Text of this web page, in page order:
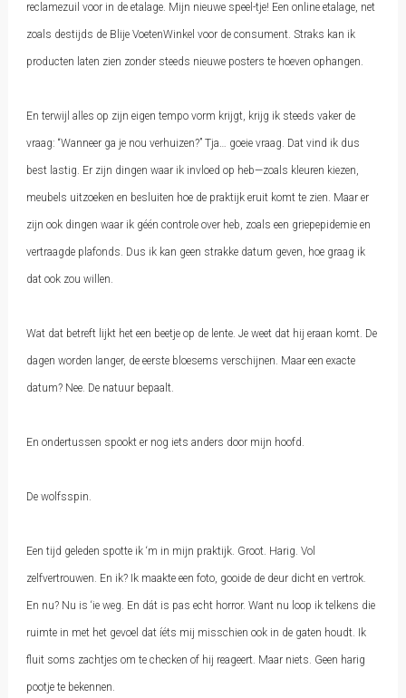
reclamezuil voor in de etalage. Mijn nieuwe speel-tje! Een online etalage, net
zoals destijds de Blije VoetenWinkel voor de consument. Straks kan ik
producten laten zien zonder steeds nieuwe posters te hoeven ophangen.
En terwijl alles op zijn eigen tempo vorm krijgt, krijg ik steeds vaker de
vraag: “Wanneer ga je nou verhuizen?” Tja… goeie vraag. Dat vind ik dus
best lastig. Er zijn dingen waar ik invloed op heb—zoals kleuren kiezen,
meubels uitzoeken en besluiten hoe de praktijk eruit komt te zien. Maar er
zijn ook dingen waar ik géén controle over heb, zoals een griepepidemie en
vertraagde plafonds. Dus ik kan geen strakke datum geven, hoe graag ik
dat ook zou willen.
Wat dat betreft lijkt het een beetje op de lente. Je weet dat hij eraan komt. De
dagen worden langer, de eerste bloesems verschijnen. Maar een exacte
datum? Nee. De natuur bepaalt.
En ondertussen spookt er nog iets anders door mijn hoofd.
De wolfsspin.
Een tijd geleden spotte ik ‘m in mijn praktijk. Groot. Harig. Vol
zelfvertrouwen. En ik? Ik maakte een foto, gooide de deur dicht en vertrok.
En nu? Nu is ‘ie weg. En dát is pas echt horror. Want nu loop ik telkens die
ruimte in met het gevoel dat íéts mij misschien ook in de gaten houdt. Ik
fluit soms zachtjes om te checken of hij reageert. Maar niets. Geen harig
pootje te bekennen.